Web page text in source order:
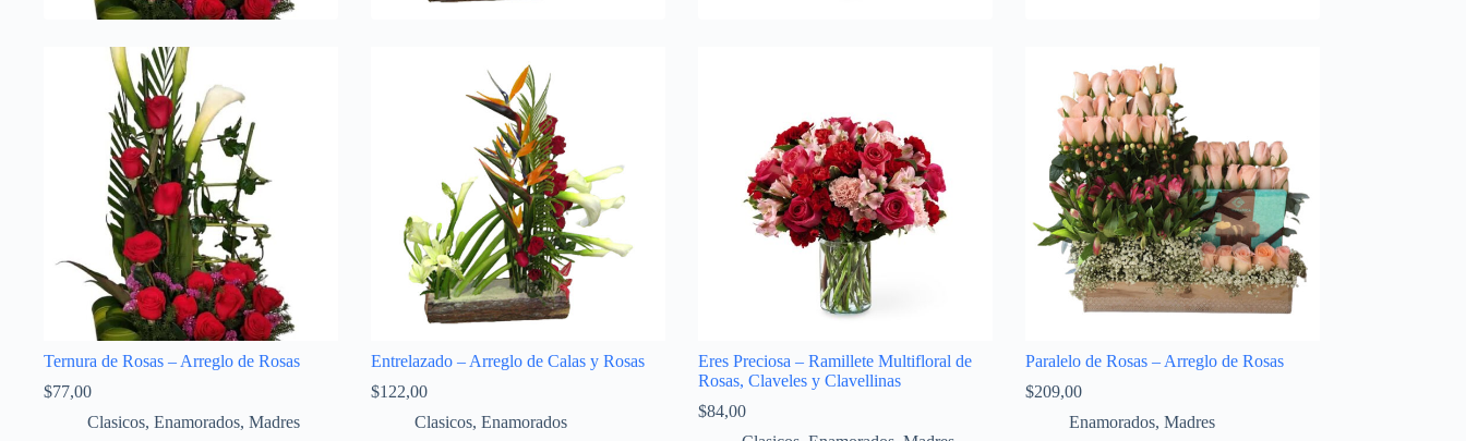
Ternura de Rosas – Arreglo de Rosas
$77,00
Clasicos, Enamorados, Madres
Entrelazado – Arreglo de Calas y Rosas
$122,00
Clasicos, Enamorados
Eres Preciosa – Ramillete Multifloral de
Rosas, Claveles y Clavellinas
$84,00
Paralelo de Rosas – Arreglo de Rosas
$209,00
Enamorados, Madres